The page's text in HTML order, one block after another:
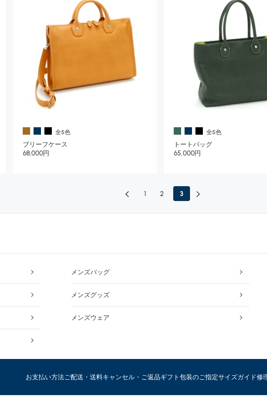
全5色
ブリーフケース
68,000円
全5色
トートバッグ
65,000円
1 2 3
メンズバッグ
メンズグッズ
メンズウェア
お支払い方法ご配送・送料キャンセル・ご返品ギフト包装のご指定サイズガイド修